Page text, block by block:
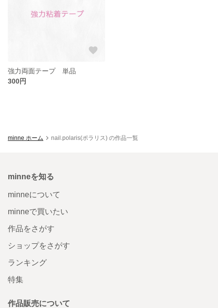
強力両面テープ 単品
300円
minne ホーム nail.polaris(ポラリス) の作品一覧
minneを知る
minneについて
minneで買いたい
作品をさがす
ショップをさがす
ランキング
特集
作品販売について